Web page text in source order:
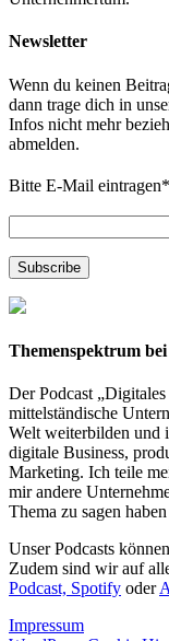
Newsletter
Wenn du keinen
dann trage dich in
Infos nicht mehr
abmelden.
Bitte E-Mail eintragen*
Themenspektrum
Der Podcast
mittelständische
Welt weiterbilden und
digitale Business,
Marketing. Ich teile
mir andere
Thema zu sagen
Unser Podcasts
Zudem sind wir auf
Podcast, Spotify oder
Impressum